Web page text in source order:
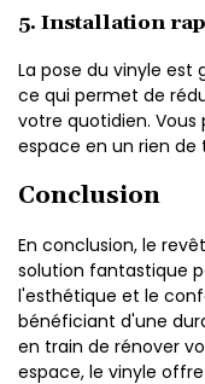
5. Installation
La pose du vinyle
ce qui permet de
votre quotidien.
espace en un rien de
Conclusion
En conclusion, le
solution fantastique
l'esthétique et le
bénéficiant d'une
en train de rénover
espace, le vinyle